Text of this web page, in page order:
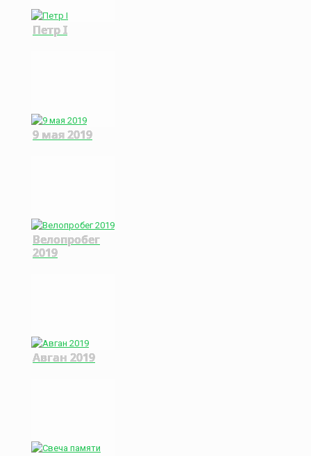
Петр I
9 мая 2019
Велопробег
2019
Авган 2019